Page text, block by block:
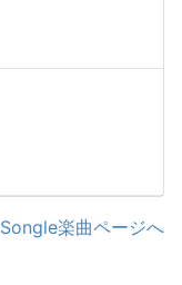
Songle楽曲ページへ